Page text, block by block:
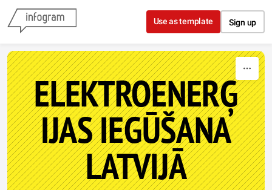
Skip to content
Use as template Sign up
ELEKTROENERĢ
IJAS IEGŪŠANA
LATVIJĀ